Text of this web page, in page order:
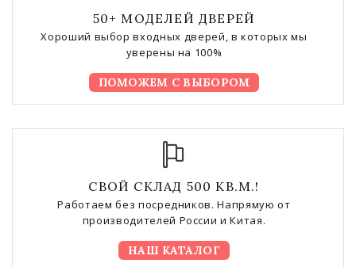
50+ МОДЕЛЕЙ ДВЕРЕЙ
Хороший выбор входных дверей, в которых мы
уверены на 100%
ПОМОЖЕМ С ВЫБОРОМ
СВОЙ СКЛАД 500 КВ.М.!
Работаем без посредников. Напрямую от
производителей России и Китая.
НАШ КАТАЛОГ